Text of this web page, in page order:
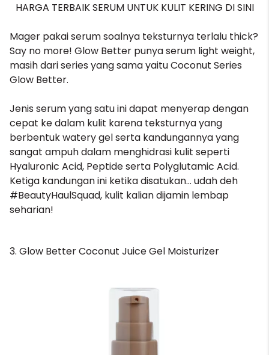
HARGA TERBAIK SERUM UNTUK KULIT KERING DI SINI
Mager pakai serum soalnya teksturnya terlalu thick?
Say no more! Glow Better punya serum light weight,
masih dari series yang sama yaitu Coconut Series
Glow Better.
Jenis serum yang satu ini dapat menyerap dengan
cepat ke dalam kulit karena teksturnya yang
berbentuk watery gel serta kandungannya yang
sangat ampuh dalam menghidrasi kulit seperti
Hyaluronic Acid, Peptide serta Polyglutamic Acid.
Ketiga kandungan ini ketika disatukan… udah deh
#BeautyHaulSquad, kulit kalian dijamin lembap
seharian!
3. Glow Better Coconut Juice Gel Moisturizer